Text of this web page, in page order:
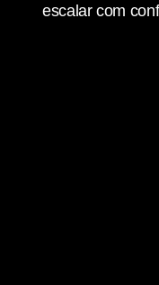
escalar com